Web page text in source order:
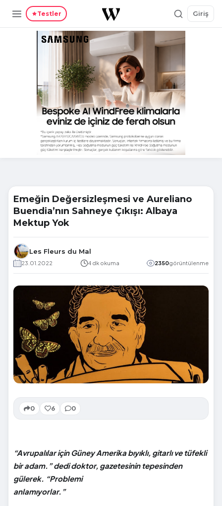
Testler Giriş
Emeğin Değersizleşmesi ve Aureliano
Buendia’nın Sahneye Çıkışı: Albaya
Mektup Yok
Les Fleurs du Mal
23.01.2022 4 dk okuma 2350görüntülenme
0 6 0
“Avrupalılar için Güney Amerika bıyıklı, gitarlı ve tüfekli
bir adam.” dedi doktor, gazetesinin tepesinden
gülerek. “Problemi
anlamıyorlar.”